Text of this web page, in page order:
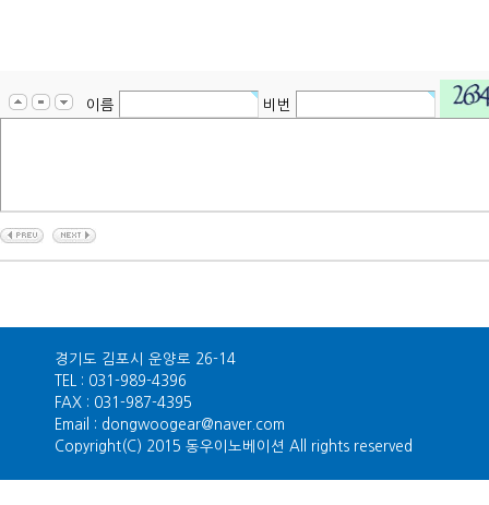
이름 비번
경기도 김포시 운양로 26-14
TEL : 031-989-4396
FAX : 031-987-4395
Email : dongwoogear@naver.com
Copyright(C) 2015 동우이노베이션 All rights reserved